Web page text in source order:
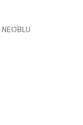
NEOBLU